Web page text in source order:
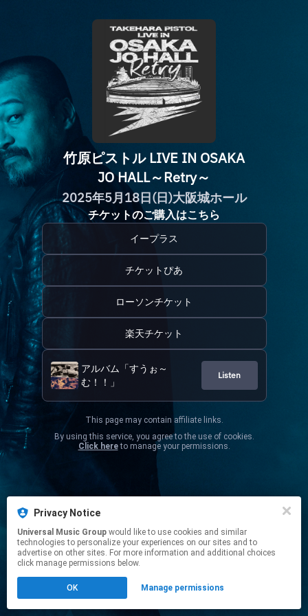
竹原ピストル LIVE IN OSAKA
JO HALL～Retry～
2025年5月18日(日)大阪城ホール
チケットのご購入はこちら
イープラス
チケットぴあ
ローソンチケット
楽天チケット
アルバム「すうぉ～
む！！」
Listen
This page may contain affiliate links.
Click hereto manage your permissions.
Privacy Notice
Universal Music Group
technologies to personalize your experiences on our sites and to
advertise on other sites. For more information and additional choices
click manage permissions below.
OK Manage permissions